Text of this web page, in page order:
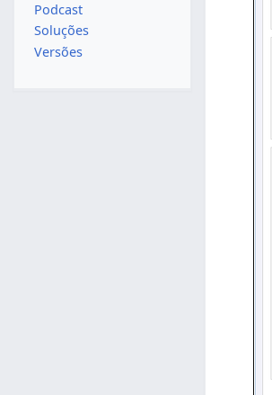
Podcast
Soluções
Versões